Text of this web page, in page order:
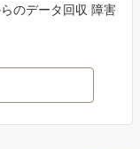
のデータ回収 障害